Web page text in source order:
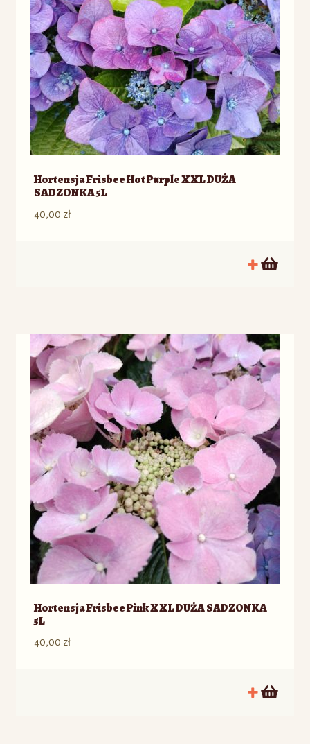
Hortensja Frisbee Hot Purple XXL DUŻA
SADZONKA 5L
40,00 zł
Hortensja Frisbee Pink XXL DUŻA SADZONKA
5L
40,00 zł